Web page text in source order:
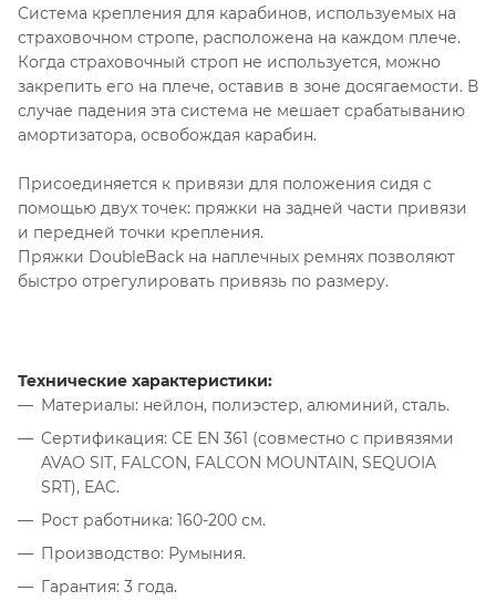
Система крепления для карабинов, используемых на
страховочном стропе, расположена на каждом плече.
Когда страховочный строп не используется, можно
закрепить его на плече, оставив в зоне досягаемости. В
случае падения эта система не мешает срабатыванию
амортизатора, освобождая карабин.
Присоединяется к привязи для положения сидя с
помощью двух точек: пряжки на задней части привязи
и передней точки крепления.
Пряжки DoubleBack на наплечных ремнях позволяют
быстро отрегулировать привязь по размеру.
Технические характеристики:
Материалы: нейлон, полиэстер, алюминий, сталь.
Сертификация: CE EN 361 (совместно с привязями
AVAO SIT, FALCON, FALCON MOUNTAIN, SEQUOIA
SRT), EAC.
Рост работника: 160-200 см.
Производство: Румыния.
Гарантия: 3 года.